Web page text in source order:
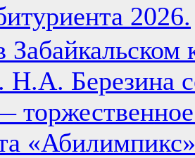
2026.
Н.А. Березина